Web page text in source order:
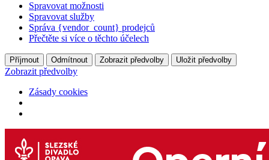
Spravovat možnosti
Spravovat služby
Správa {vendor_count} prodejců
Přečtěte si více o těchto účelech
Příjmout Odmítnout Zobrazit předvolby Uložit předvolby
Zobrazit předvolby
Zásady cookies